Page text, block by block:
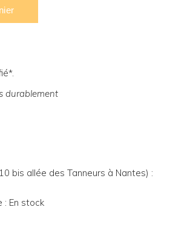
durablement
bis allée des Tanneurs à Nantes) :
: En stock